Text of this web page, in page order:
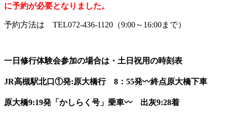
に予約が必要となりました。
予約方法は TEL072-436-1120（9:00～16:00まで）
一日修行体験会参加の場合は・土日祝用の時刻表
JR高槻駅北口①発:原大橋行 8：55発〰終点原大橋下車
原大橋9:19発「かしらく号」乗車〰 出灰9:28着